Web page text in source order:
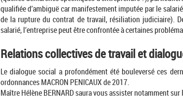
qualifiée d’ambiguë car manifestement imputée par le
de la rupture du contrat de travail, résiliation judiciaire).
salarié, l’entreprise peut être confrontée à certaines
Relations collectives de travail et
Le dialogue social a profondément été bouleversé ces
ordonnances MACRON PENICAUX de 2017.
Maître Hélène BERNARD saura vous assister notamment